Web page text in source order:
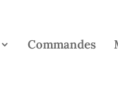
Commandes